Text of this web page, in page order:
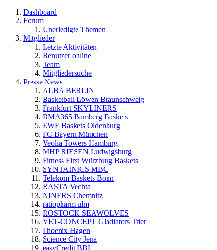
Dashboard
Forum
Unerledigte Themen
Mitglieder
Letzte Aktivitäten
Benutzer online
Team
Mitgliedersuche
Presse News
ALBA BERLIN
Basketball Löwen Braunschweig
Frankfurt SKYLINERS
BMA365 Bamberg Baskets
EWE Baskets Oldenburg
FC Bayern München
Veolia Towers Hamburg
MHP RIESEN Ludwigsburg
Fitness First Würzburg Baskets
SYNTAINICS MBC
Telekom Baskets Bonn
RASTA Vechta
NINERS Chemnitz
ratiopharm ulm
ROSTOCK SEAWOLVES
VET-CONCEPT Gladiators Trier
Phoenix Hagen
Science City Jena
easyCredit BBL